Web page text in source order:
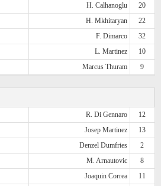
H. Calhanoglu
20
H. Mkhitaryan
22
F. Dimarco
32
L. Martinez
10
Marcus Thuram 9
R. Di Gennaro
12
Josep Martinez
13
Denzel Dumfries
2
M. Arnautovic
8
Joaquin Correa
11